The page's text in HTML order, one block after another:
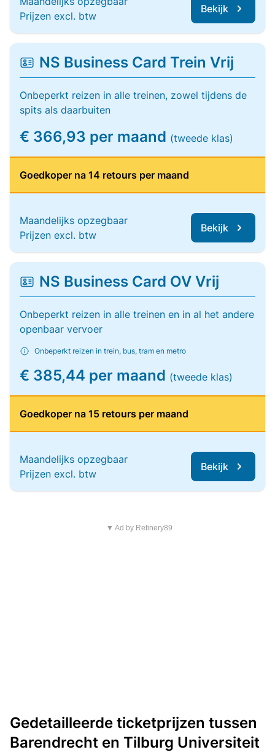
Prijzen excl. btw
Bekijk
NS Business Card Trein Vrij
Onbeperkt reizen in alle treinen, zowel tijdens de
spits als daarbuiten
€ 366,93 per maand (tweede klas)
Goedkoper na 14 retours per maand
Maandelijks opzegbaar
Prijzen excl. btw
Bekijk
NS Business Card OV Vrij
Onbeperkt reizen in alle treinen en in al het andere
openbaar vervoer
Onbeperkt reizen in trein, bus, tram en metro
€ 385,44 per maand (tweede klas)
Goedkoper na 15 retours per maand
Maandelijks opzegbaar
Prijzen excl. btw
Bekijk
▼ Ad by Refinery89
Gedetailleerde ticketprijzen tussen
Barendrecht en Tilburg Universiteit